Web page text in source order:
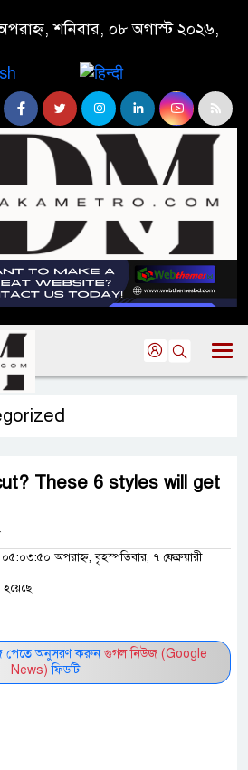
শনিবার, ০৮ অগাস্ট ২০২৬,
These 6 styles will get
অপরাহ্ন, বৃহস্পতিবার, ৭ ফেব্রুয়ারী
পেতে অনুসরণ করুন গুগল নিউজ (Google
News) ফিডটি